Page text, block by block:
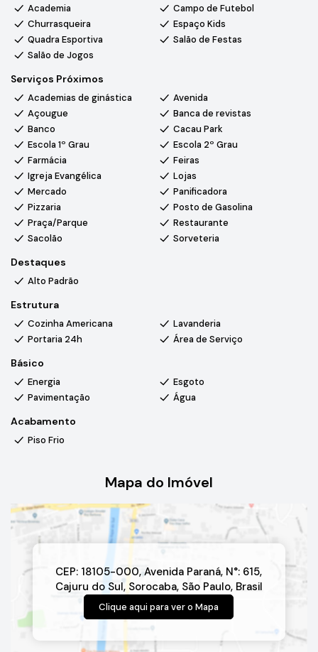
• Garagem com 4 vagas
Condomínio com infraestrutura completa, oferecendo área
de lazer, quadras esportivas, churrasqueira, salão de festas e
com excelente padrão de moradia.
Academia
Campo de Futebol
Churrasqueira
Espaço Kids
Quadra Esportiva
Salão de Festas
Salão de Jogos
Serviços Próximos
Academias de ginástica
Avenida
Açougue
Banca de revistas
Banco
Cacau Park
Escola 1º Grau
Escola 2º Grau
Farmácia
Feiras
Igreja Evangélica
Lojas
Mercado
Panificadora
Pizzaria
Posto de Gasolina
Praça/Parque
Restaurante
Sacolão
Sorveteria
Destaques
Alto Padrão
Estrutura
Cozinha Americana
Lavanderia
Portaria 24h
Área de Serviço
Básico
Energia
Esgoto
Pavimentação
Água
Acabamento
Piso Frio
Mapa do Imóvel
CEP: 18105-000,Avenida Paraná, N°: 615,
Cajuru do Sul, Sorocaba, São Paulo, Brasil
Clique aqui para ver o Mapa